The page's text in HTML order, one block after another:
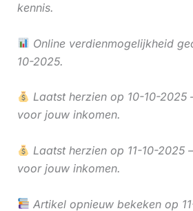
kennis.
Online verdienmogelijkheid
10-2025.
Laatst herzien op 10-10-2025
voor jouw inkomen.
Laatst herzien op 11-10-2025
voor jouw inkomen.
Artikel opnieuw bekeken op